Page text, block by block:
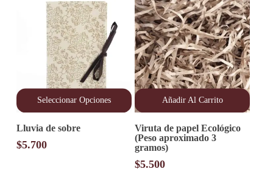
producto
Seleccionar Opciones
producto
tiene
múltiples
Lluvia de sobre
$5.700
Añadir Al Carrito
Viruta de papel Ecológico
(Peso aproximado 3
gramos)
$5.500